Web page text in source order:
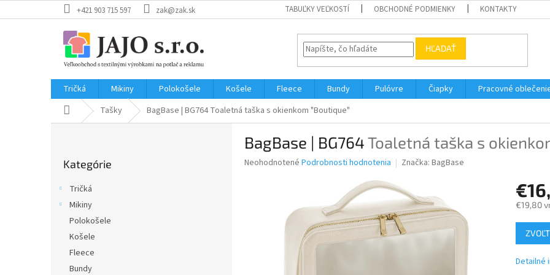
na
+421 903 715 597 zak@zak.sk TABUĽKY VEĽKOSTÍ OBCHODNÉ PODMIENKY KONTAKTY
HĽADAŤ
Tričká Mikiny Polokošele Košele Fleece Bundy Pulóvre Čiapky Pracovné
Domov Tašky BagBase | BG764Toaletná taška s okienkom "Boutique"
kategórie
Kategórie
Tričká
Mikiny
Polokošele
Košele
Fleece
Bundy
BagBase | BG764Toaletná taška s
Priemerné
Neohodnotené Podrobnosti hodnotenia Značka: BagBase
€19,80
cena:
Detailné